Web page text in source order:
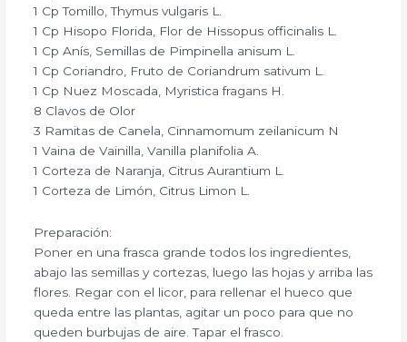
1 Cp Tomillo, Thymus vulgaris L.
1 Cp Hisopo Florida, Flor de Hissopus officinalis L.
1 Cp Anís, Semillas de Pimpinella anisum L.
1 Cp Coriandro, Fruto de Coriandrum sativum L.
1 Cp Nuez Moscada, Myristica fragans H.
8 Clavos de Olor
3 Ramitas de Canela, Cinnamomum zeilanicum N
1 Vaina de Vainilla, Vanilla planifolia A.
1 Corteza de Naranja, Citrus Aurantium L.
1 Corteza de Limón, Citrus Limon L.
Preparación:
Poner en una frasca grande todos los ingredientes,
abajo las semillas y cortezas, luego las hojas y arriba las
flores. Regar con el licor, para rellenar el hueco que
queda entre las plantas, agitar un poco para que no
queden burbujas de aire. Tapar el frasco.